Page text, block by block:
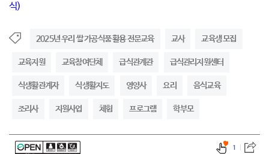
식)
2025년 우리 쌀 가공식품 활용 전문교육 교사 교육생 모집
교육지원 교육참여단체 급식관계관 급식관리지원센터
식생활관계자 식생활지도 영양사 요리 음식교육
조리사 지원사업 체험 프로그램 학부모
1